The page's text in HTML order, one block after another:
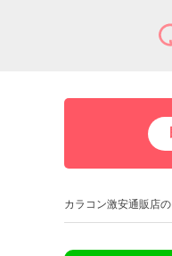
カラコン激安通販店